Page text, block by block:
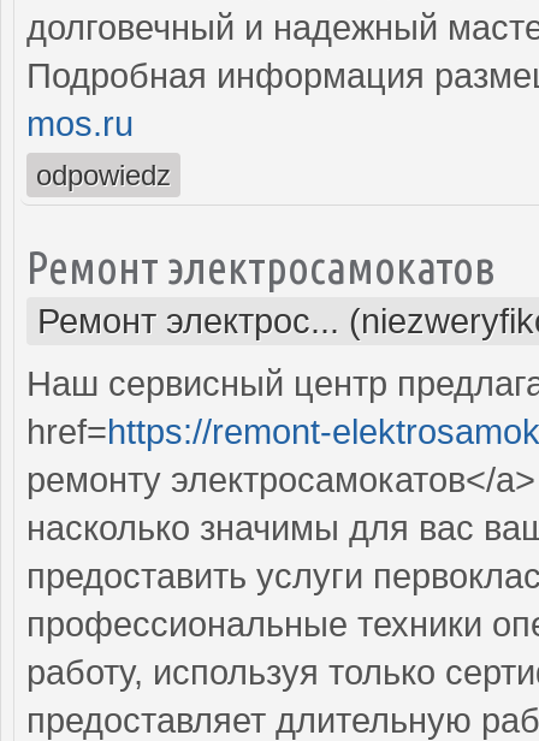
долговечный и надежный
Подробная информация
mos.ru
odpowiedz
Ремонт электросамокатов
Ремонт электрос...
Наш сервисный центр
href=https://remont-
ремонту электросамокатов</
насколько значимы для вас
предоставить услуги
профессиональные техники
работу, используя только
предоставляет длительную